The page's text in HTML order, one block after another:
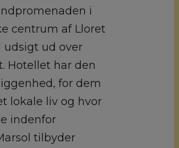
i
centrum af Lloret
udsigt ud over
Hotellet har den
for dem
lokale liv og hvor
indenfor
tilbyder